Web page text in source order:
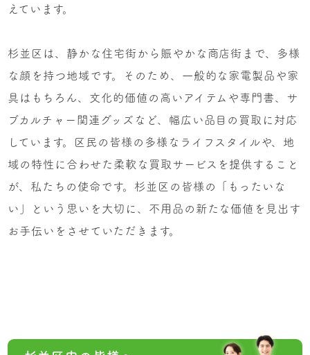
えています。
杉並区は、静かな住宅街から賑やかな商店街まで、多様
な顔を持つ地域です。そのため、一般的な家電製品や家
具はもちろん、文化的価値の高いアイテムや専門書、サ
ブカルチャー関連グッズなど、幅広い品目の買取に対応
しています。区民の皆様の多様なライフスタイルや、地
域の特性に合わせた柔軟な買取サービスを提供すること
が、私たちの使命です。杉並区の皆様の「もったいな
い」という思いを大切に、不用品の新たな価値を見出す
お手伝いをさせていただきます。